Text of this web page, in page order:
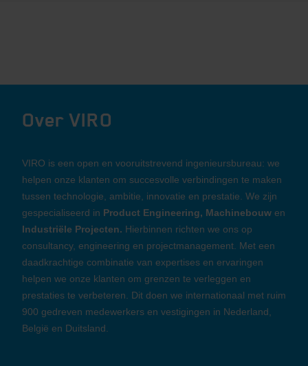
Over VIRO
VIRO is een open en vooruitstrevend ingenieursbureau: we
helpen onze klanten om succesvolle verbindingen te maken
tussen technologie, ambitie, innovatie en prestatie. We zijn
gespecialiseerd in Product Engineering, Machinebouw en
Industriële Projecten. Hierbinnen richten we ons op
consultancy, engineering en projectmanagement. Met een
daadkrachtige combinatie van expertises en ervaringen
helpen we onze klanten om grenzen te verleggen en
prestaties te verbeteren. Dit doen we internationaal met ruim
900 gedreven medewerkers en vestigingen in Nederland,
België en Duitsland.